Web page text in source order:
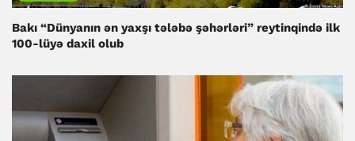
Bakı “Dünyanın ən yaxşı tələbə şəhərləri” reytinqində ilk
100-lüyə daxil olub